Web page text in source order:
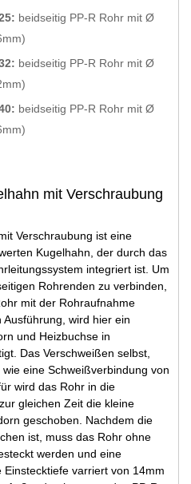
beidseitig PP-R Rohr mit Ø
beidseitig PP-R Rohr mit Ø
beidseitig PP-R Rohr mit Ø
mit Verschraubung
Verschraubung ist eine
Kugelhahn, der durch das
integriert ist. Um
Rohrenden zu verbinden,
mit der Rohraufnahme
wird hier ein
und Heizbuchse in
Das Verschweißen selbst,
eine Schweißverbindung von
wird das Rohr in die
gleichen Zeit die kleine
geschoben. Nachdem die
ist, muss das Rohr ohne
werden und eine
varriert von 14mm